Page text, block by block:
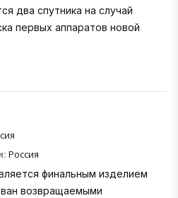
два спутника на случай
первых аппаратов новой
Россия
финальным изделием
возвращаемыми